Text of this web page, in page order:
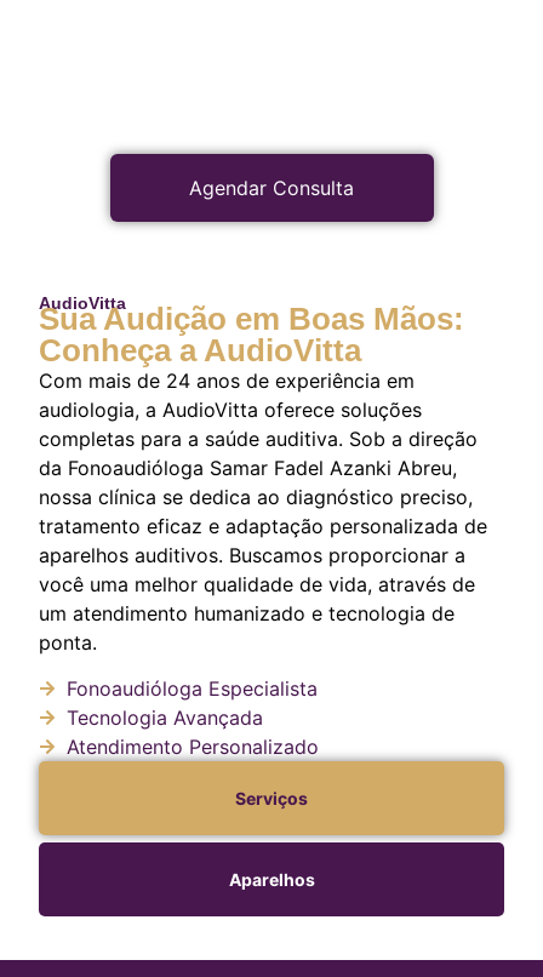
Agendar Consulta
AudioVitta
Sua Audição em Boas Mãos:
Conheça a AudioVitta
Com mais de 24 anos de experiência em
audiologia, a AudioVitta oferece soluções
completas para a saúde auditiva. Sob a direção
da Fonoaudióloga Samar Fadel Azanki Abreu,
nossa clínica se dedica ao diagnóstico preciso,
tratamento eficaz e adaptação personalizada de
aparelhos auditivos. Buscamos proporcionar a
você uma melhor qualidade de vida, através de
um atendimento humanizado e tecnologia de
ponta.
Fonoaudióloga Especialista
Tecnologia Avançada
Atendimento Personalizado
Serviços
Aparelhos